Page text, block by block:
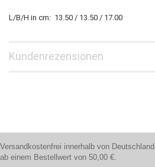
L/B/H in cm: 13.50 / 13.50 / 17.00
Kundenrezensionen
Versandkostenfrei innerhalb von Deutschland
ab einem Bestellwert von 50,00 €.